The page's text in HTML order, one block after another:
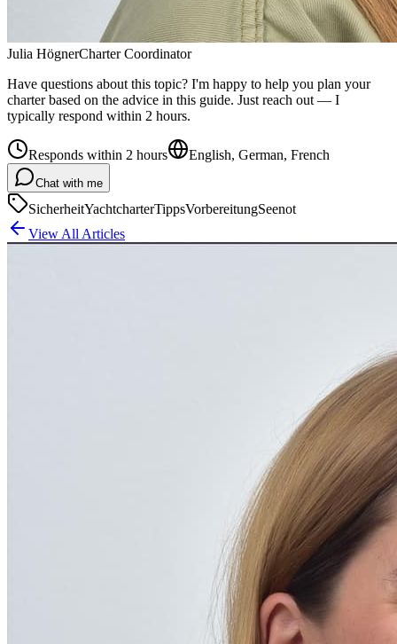
Julia HögnerCharter Coordinator
Have questions about this topic? I'm happy to help you plan your
charter based on the advice in this guide. Just reach out — I
typically respond within 2 hours.
Responds within 2 hours English, German, French
Chat with me
SicherheitYachtcharterTippsVorbereitungSeenot
View All Articles